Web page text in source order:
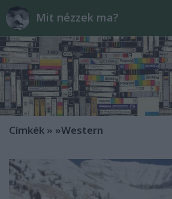
Mit nézzek ma?
Címkék » »Western